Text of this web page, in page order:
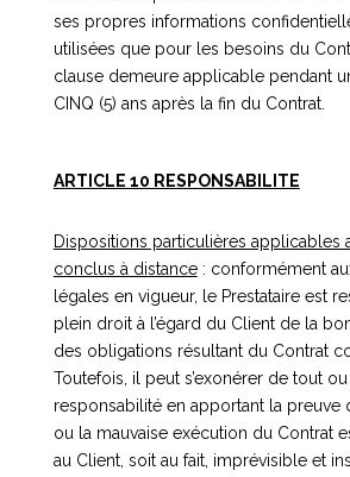
ses propres informations
utilisées que pour les besoins du
clause demeure applicable pendant
CINQ (5) ans après la fin du Contrat.
ARTICLE 10 RESPONSABILITE
Dispositions particulières applicables
conclus à distance: conformément
légales en vigueur, le Prestataire est
plein droit à l’égard du Client de la
des obligations résultant du Contrat
Toutefois, il peut s’exonérer de tout
responsabilité en apportant la preuve
ou la mauvaise exécution du Contrat
au Client, soit au fait, imprévisible et